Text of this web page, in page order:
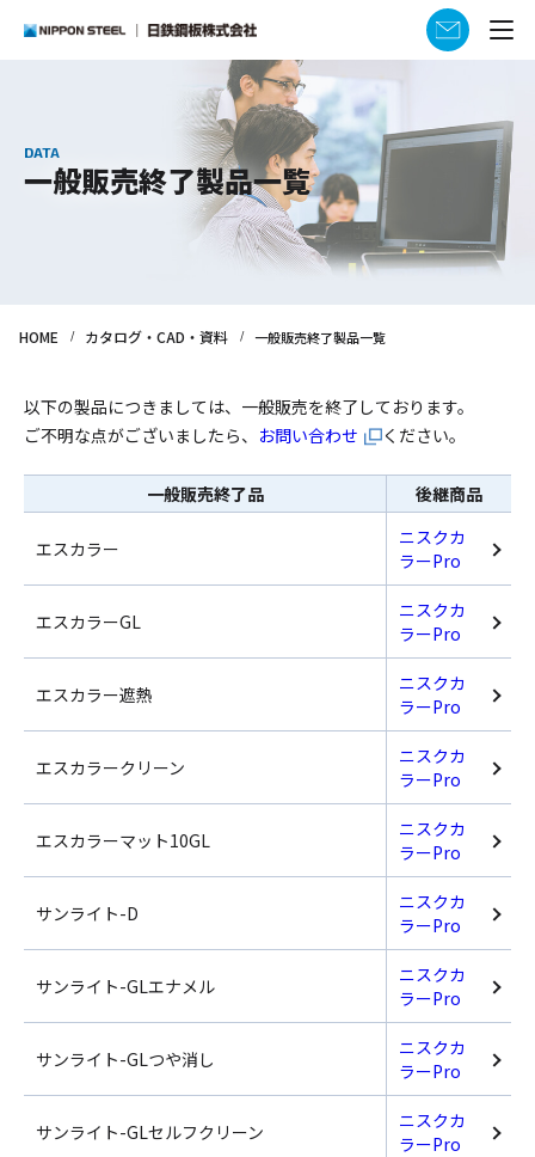
DATA
一般販売終了製品一覧
HOME カタログ・CAD・資料 一般販売終了製品一覧
以下の製品につきましては、一般販売を終了しております。
ご不明な点がございましたら、 お問い合わせ ください。
一般販売終了品 後継商品
エスカラー
ニスクカ
ラーPro
エスカラーGL
ニスクカ
ラーPro
エスカラー遮熱
ニスクカ
ラーPro
エスカラークリーン
ニスクカ
ラーPro
エスカラーマット10GL
ニスクカ
ラーPro
サンライト-D
ニスクカ
ラーPro
サンライト-GLエナメル
ニスクカ
ラーPro
サンライト-GLつや消し
ニスクカ
ラーPro
サンライト-GLセルフクリーン
ニスクカ
ラーPro